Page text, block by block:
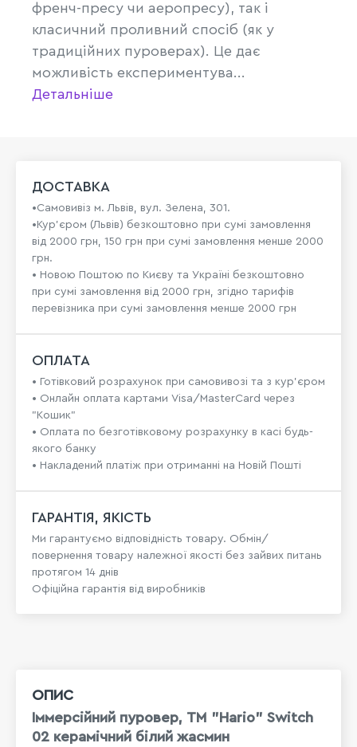
френч-пресу чи аеропресу), так і
класичний проливний спосіб (як у
традиційних пуроверах). Це дає
можливість експериментува...
Детальніше
ДОСТАВКА
•Самовивіз м. Львів, вул. Зелена, 301.
•Кур'єром (Львів) безкоштовно при сумі замовлення
від 2000 грн, 150 грн при сумі замовлення менше 2000
грн.
• Новою Поштою по Києву та Україні безкоштовно
при сумі замовлення від 2000 грн, згідно тарифів
перевізника при сумі замовлення менше 2000 грн
ОПЛАТА
• Готівковий розрахунок при самовивозі та з кур’єром
• Онлайн оплата картами Visa/MasterCard через
"Кошик"
• Оплата по безготівковому розрахунку в касі будь-
якого банку
• Накладений платіж при отриманні на Новій Пошті
ГАРАНТІЯ, ЯКІСТЬ
Ми гарантуємо відповідність товару. Обмін/
повернення товару належної якості без зайвих питань
протягом 14 днів
Офіційна гарантія від виробників
ОПИС
Іммерсійний пуровер, TM "Hario" Switch
02 керамічний білий жасмин